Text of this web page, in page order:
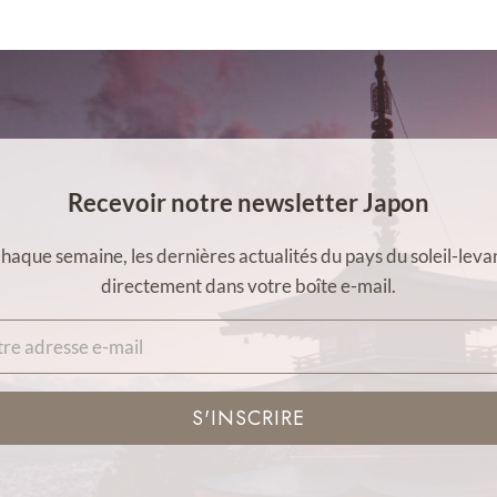
Recevoir notre newsletter Japon
semaine, les dernières actualités du pays du soleil-
directement dans votre boîte e-mail.
S'INSCRIRE